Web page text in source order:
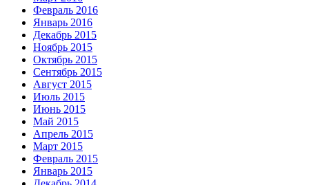
Февраль 2016
Январь 2016
Декабрь 2015
Ноябрь 2015
Октябрь 2015
Сентябрь 2015
Август 2015
Июль 2015
Июнь 2015
Май 2015
Апрель 2015
Март 2015
Февраль 2015
Январь 2015